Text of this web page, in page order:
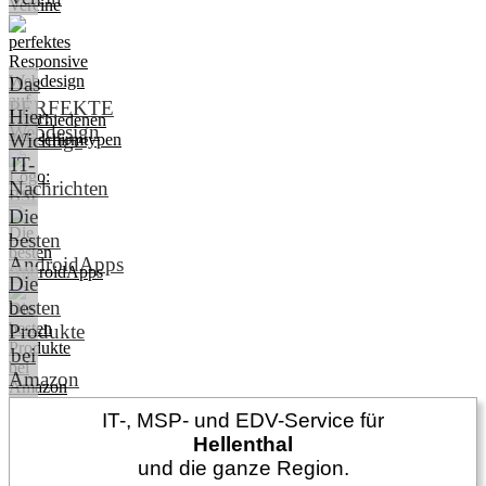
Das
PERFEKTE
Webdesign
Hier:
Wichtige
IT-
Nachrichten
Die
besten
AndroidApps
Die
besten
Produkte
bei
Amazon
IT-, MSP- und EDV-Service für
Hellenthal
und die ganze Region.